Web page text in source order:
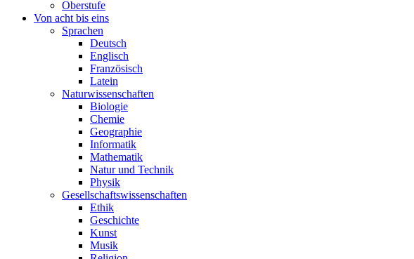
Oberstufe
Von acht bis eins
Sprachen
Deutsch
Englisch
Französisch
Latein
Naturwissenschaften
Biologie
Chemie
Geographie
Informatik
Mathematik
Natur und Technik
Physik
Gesellschaftswissenschaften
Ethik
Geschichte
Kunst
Musik